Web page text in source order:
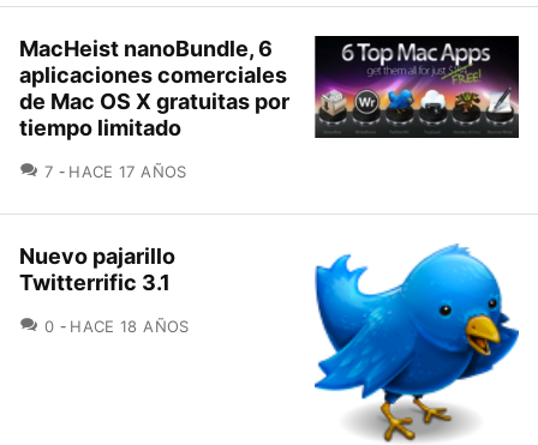
MacHeist nanoBundle, 6
aplicaciones comerciales
de Mac OS X gratuitas por
tiempo limitado
7 COMENTARIOS
HACE 17 AÑOS
Nuevo pajarillo
Twitterrific 3.1
0 COMENTARIOS
HACE 18 AÑOS